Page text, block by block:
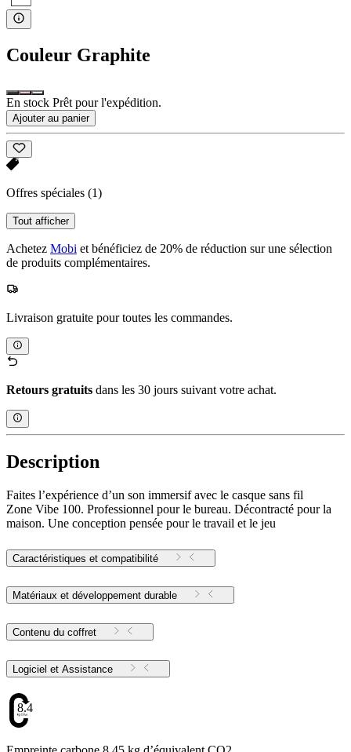
Couleur Graphite
En stock Prêt pour l'expédition.
Ajouter au panier
Offres spéciales (1)
Tout afficher
Achetez Mobi et bénéficiez de 20% de réduction sur une sélection
de produits complémentaires.
Livraison gratuite pour toutes les commandes.
Retours gratuits dans les 30 jours suivant votre achat.
Description
Faites l’expérience d’un son immersif avec le casque sans fil
Zone Vibe 100. Professionnel pour le bureau. Décontracté pour la
maison. Une conception pensée pour le travail et le jeu
Caractéristiques et compatibilité
Matériaux et développement durable
Contenu du coffret
Logiciel et Assistance
8.45